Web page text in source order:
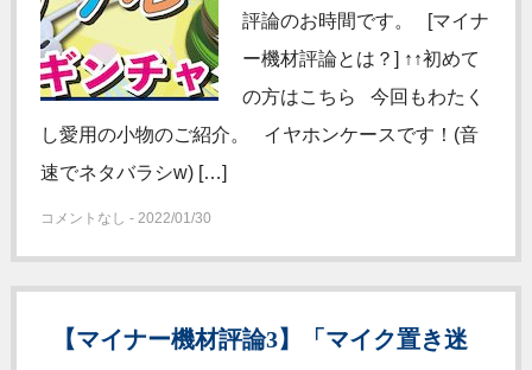
評論のお時間です。 [マイナ
ー機材評論とは？] ↑↑初めて
の方はこちら 今回もわたく
し愛用の小物のご紹介。 イヤホンケースです！(音
速でネタバラシw) […]
コメントなし - 2022/01/30
【マイナー機材評論3】「マイク置き迷